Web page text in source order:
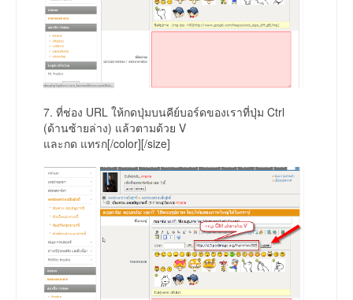
7. ที่ช่อง URL ให้กดปุ่มบนคีย์บอร์ดของเราที่ปุ่ม Ctrl
(ด้านซ้ายล่าง) แล้วตามด้วย V
และกด แทรก[/color][/size]